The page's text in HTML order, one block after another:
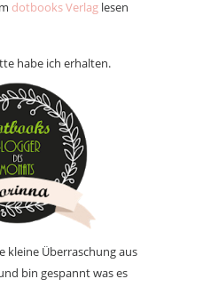
dotbooks Verlag lesen
habe ich erhalten.
kleine Überraschung aus
bin gespannt was es